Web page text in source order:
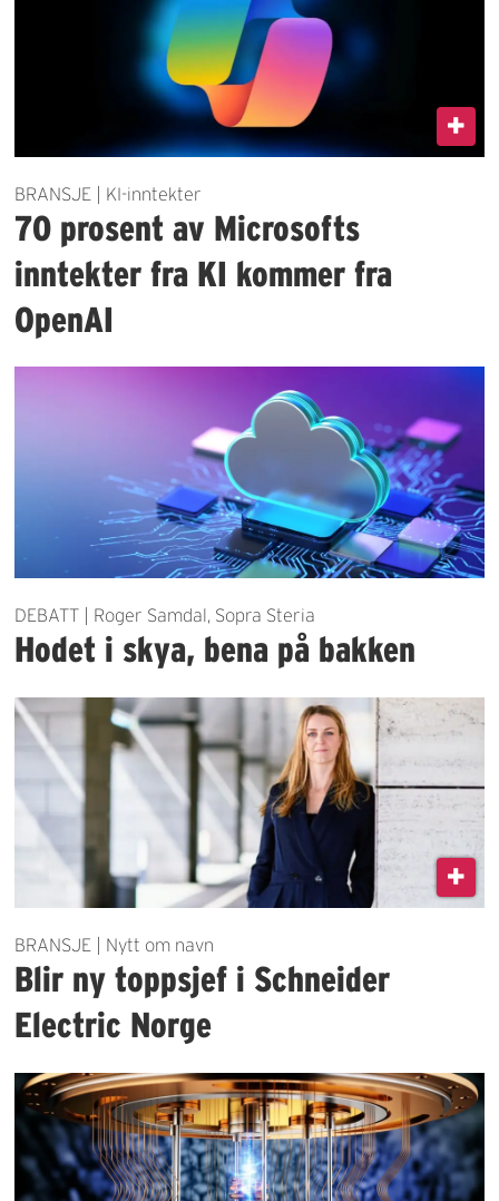
BRANSJE | KI-inntekter
70 prosent av Microsofts
inntekter fra KI kommer fra
OpenAI
DEBATT | Roger Samdal, Sopra Steria
Hodet i skya, bena på bakken
BRANSJE | Nytt om navn
Blir ny toppsjef i Schneider
Electric Norge